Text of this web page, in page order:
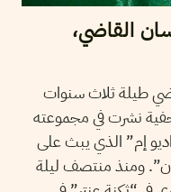
القاضي،
طيلة ثلاث سنوات
نشرت في مجموعته
إم” الذي يبث على
ومنذ منتصف ليلة